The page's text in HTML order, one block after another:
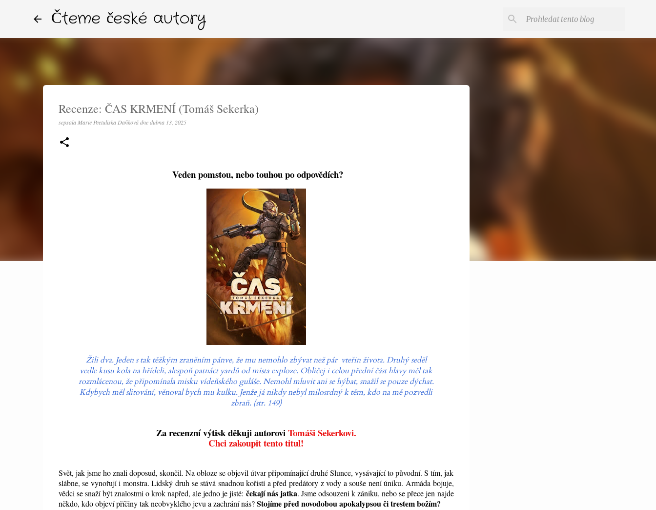
Čteme české autory
Recenze: ČAS KRMENÍ (Tomáš Sekerka)
sepsala Marie Peetuliska Daňková dnedubna 13, 2025
Veden pomstou, nebo touhou po odpovědích?
Žili dva. Jeden s tak těžkým zraněním pánve, že mu nemohlo zbývat než pár vteřin života. Druhý seděl
vedle kusu kola na hřídeli, alespoň patnáct yardů od místa exploze. Obličej i celou přední část hlavy měl tak
rozmlácenou, že připomínala misku vídeňského guláše. Nemohl mluvit ani se hýbat, snažil se pouze dýchat.
Kdybych měl slitování, věnoval bych mu kulku. Jenže já nikdy nebyl milosrdný k těm, kdo na mě pozvedli
zbraň. (str. 149)
Za recenzní výtisk děkuji autorovi Tomáši Sekerkovi.
Chci zakoupit tento titul!
Svět, jak jsme ho znali doposud, skončil. Na obloze se objevil útvar připomínající druhé Slunce, vysávající to původní. S tím, jak
slábne, se vynořují i monstra. Lidský druh se stává snadnou kořistí a před predátory z vody a souše není úniku. Armáda bojuje,
vědci se snaží být znalostmi o krok napřed, ale jedno je jisté:čekají nás jatka. Jsme odsouzeni k zániku, nebo se přece jen najde
někdo, kdo objeví příčiny tak neobvyklého jevu a zachrání nás?Stojíme před novodobou apokalypsou či trestem božím?